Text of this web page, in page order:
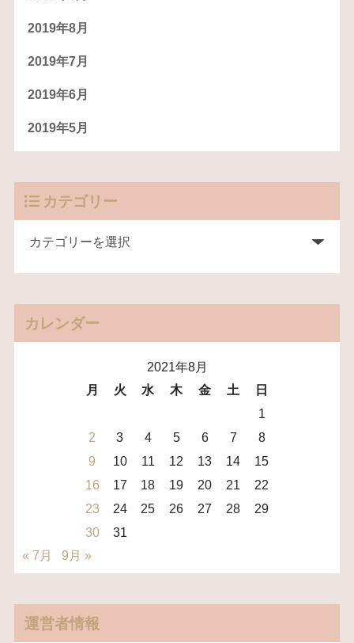
2019年8月
2019年7月
2019年6月
2019年5月
カテゴリー
カレンダー
2021年8月
月
火 水 木 金 土
日
1
2
3 4 5 6 7
8
9
10 11 12 13 14
15
16
17 18 19 20 21
22
23
24 25 26 27 28
29
30
31
« 7月
9月 »
運営者情報